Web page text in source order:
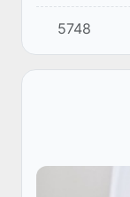
XVIII
5748